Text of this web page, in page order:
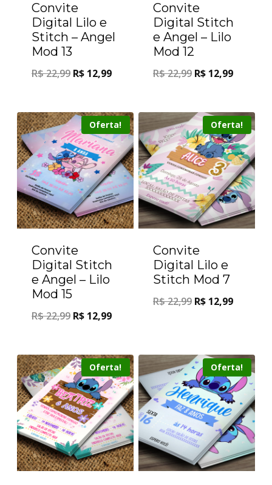
Convite
Digital Lilo e
Stitch – Angel
Mod 13
R$22,99 R$ 12,99
Convite
Digital Stitch
e Angel – Lilo
Mod 12
R$22,99 R$ 12,99
Oferta!
Convite
Digital Stitch
e Angel – Lilo
Mod 15
R$22,99 R$ 12,99
Oferta!
Convite
Digital Lilo e
Stitch Mod 7
R$22,99 R$ 12,99
Oferta! Oferta!